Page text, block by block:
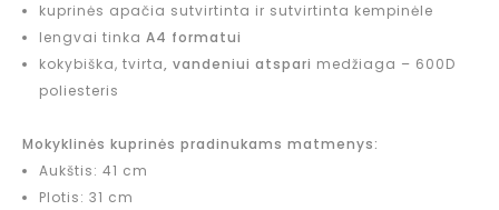
kuprinės apačia sutvirtinta ir sutvirtinta kempinėle
lengvai tinka A4 formatui
kokybiška, tvirta, vandeniui atspari medžiaga – 600D
poliesteris
Mokyklinės kuprinės pradinukams matmenys:
Aukštis: 41 cm
Plotis: 31 cm